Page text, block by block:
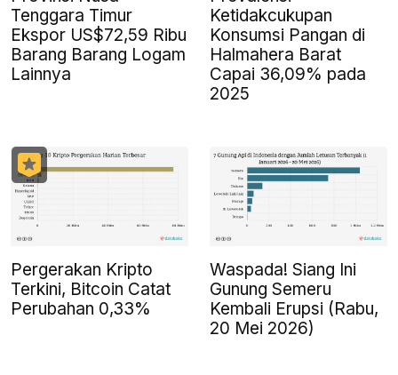
Tenggara Timur
Ekspor US$72,59 Ribu
Barang Barang Logam
Lainnya
Ketidakcukupan
Konsumsi Pangan di
Halmahera Barat
Capai 36,09% pada
2025
Pergerakan Kripto
Terkini, Bitcoin Catat
Perubahan 0,33%
Waspada! Siang Ini
Gunung Semeru
Kembali Erupsi (Rabu,
20 Mei 2026)